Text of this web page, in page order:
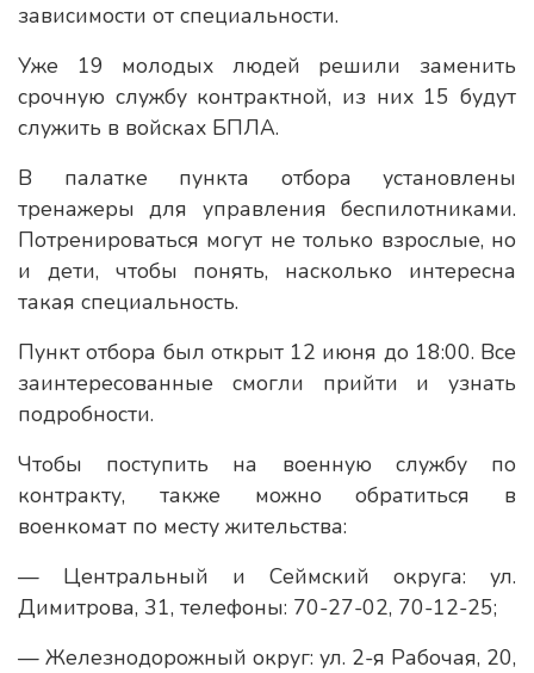
зависимости от специальности.
Уже 19 молодых людей решили заменить
срочную службу контрактной, из них 15 будут
служить в войсках БПЛА.
В палатке пункта отбора установлены
тренажеры для управления беспилотниками.
Потренироваться могут не только взрослые, но
и дети, чтобы понять, насколько интересна
такая специальность.
Пункт отбора был открыт 12 июня до 18:00. Все
заинтересованные смогли прийти и узнать
подробности.
Чтобы поступить на военную службу по
контракту, также можно обратиться в
военкомат по месту жительства:
— Центральный и Сеймский округа: ул.
Димитрова, 31, телефоны: 70-27-02, 70-12-25;
— Железнодорожный округ: ул. 2-я Рабочая, 20,